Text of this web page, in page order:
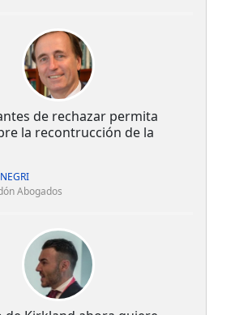
de rechazar permita
la recontrucción de la
Abogados